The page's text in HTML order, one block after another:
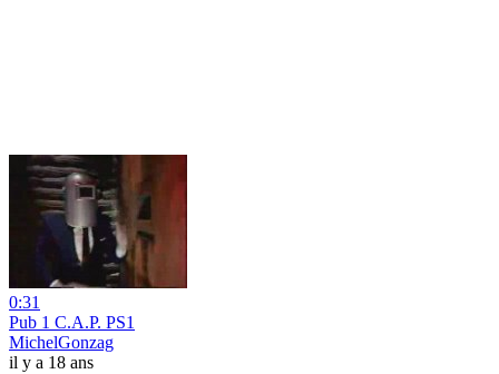
0:31
Pub 1 C.A.P. PS1
MichelGonzag
il y a 18 ans